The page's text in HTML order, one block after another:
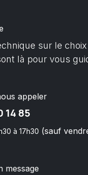
sur le
là pour vous
appeler
14 85
à 17h30 (sauf
message